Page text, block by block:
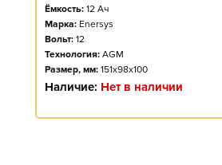
Ёмкость: 12 Ач
Марка: Enersys
Вольт: 12
Технология: AGM
Размер, мм: 151x98x100
Наличие: Нет в наличии